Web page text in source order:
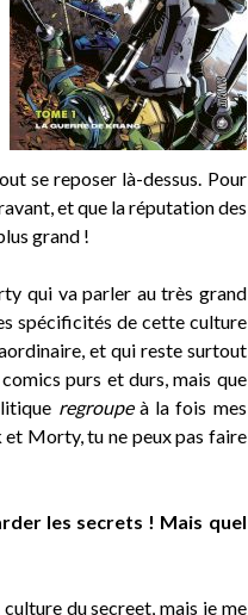
se reposer là-dessus. Pour
et que la réputation des
grand !
qui va parler au très grand
spécificités de cette culture
et qui reste surtout
purs et durs, mais que
regroupeà la fois mes
et Morty, tu ne peux pas faire
les secrets ! Mais quel
du secreet, mais je me